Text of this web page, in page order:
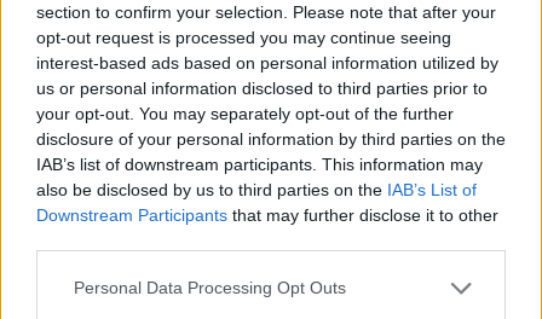
section to confirm your selection. Please note that after your
opt-out request is processed you may continue seeing
interest-based ads based on personal information utilized by
us or personal information disclosed to third parties prior to
your opt-out. You may separately opt-out of the further
disclosure of your personal information by third parties on the
IAB’s list of downstream participants. This information may
also be disclosed by us to third parties on the IAB’s List of
Downstream Participants that may further disclose it to other
Please note that this website/app uses one or more Google
Personal Data Processing Opt Outs
«Αυτός ο κύριος βγάζει μόνο ό,τι τον συμφέρει»